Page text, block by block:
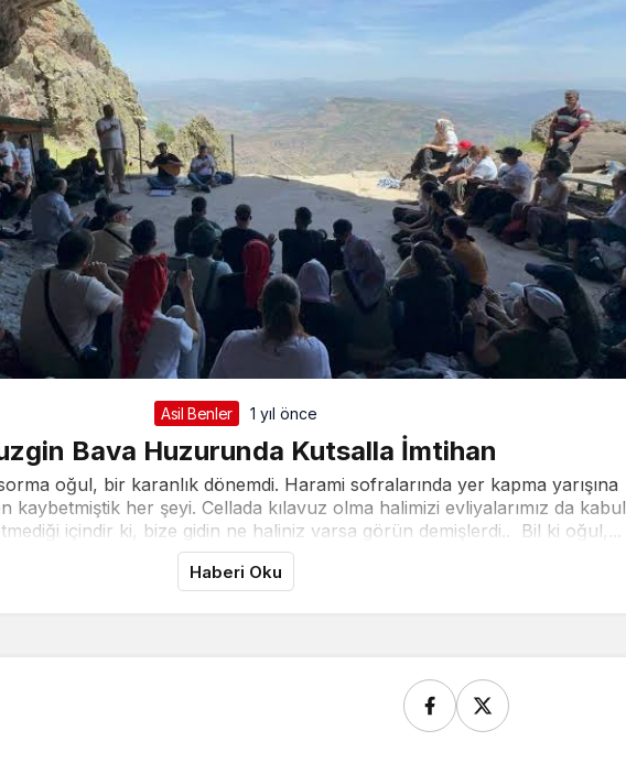
Asil Benler 1 yıl önce
Bava Huzurunda Kutsalla İmtihan
sorma oğul, bir karanlık dönemdi. Harami sofralarında yer kapma yarışına
kaybetmiştik her şeyi. Cellada kılavuz olma halimizi evliyalarımız da kabul
içindir ki, bize gidin ne haliniz varsa görün demişlerdi.. Bil ki oğul,...
Haberi Oku